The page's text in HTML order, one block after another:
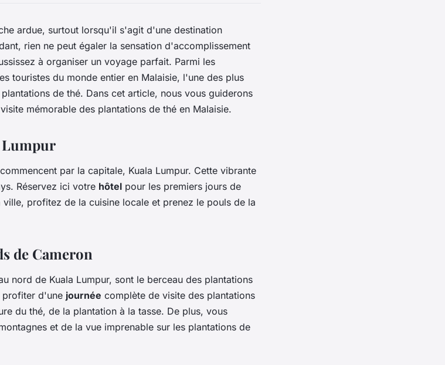
ardue, surtout lorsqu'il s'agit d'une destination
rien ne peut égaler la sensation d'accomplissement
à organiser un voyage parfait. Parmi les
touristes du monde entier en Malaisie, l'une des plus
de thé. Dans cet article, nous vous guiderons
mémorable des plantations de thé en Malaisie.
Lumpur
par la capitale, Kuala Lumpur. Cette vibrante
Réservez ici votre hôtel pour les premiers jours de
profitez de la cuisine locale et prenez le pouls de la
de Cameron
nord de Kuala Lumpur, sont le berceau des plantations
profiter d'une journée complète de visite des plantations
du thé, de la plantation à la tasse. De plus, vous
et de la vue imprenable sur les plantations de